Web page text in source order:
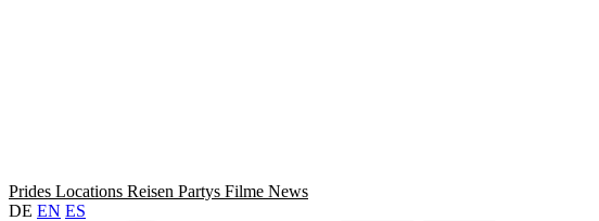
Prides Locations Reisen Partys Filme News
DE EN ES